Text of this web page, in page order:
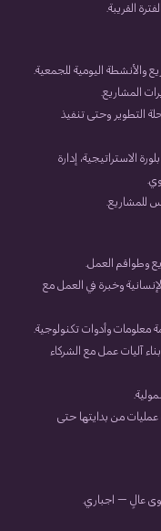
القريبة.
والأنشطة اليومية للجمعية.
المشاريع.
التطوير وحتى تنفيذ
الاستراتيجية، إدارة
للمشاريع.
وطواقم العمل.
وخبرة في العمل مع
معلومات وأدوات تكنولوجية.
آليات عمل مع الشركاء
عمليات من بدايتها حتى
عالٍ – اجباري.